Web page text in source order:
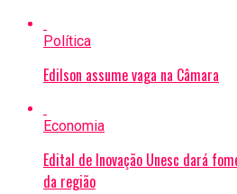
Política
Edilson assume vaga na Câmara
Economia
Edital de Inovação Unesc dará
da região